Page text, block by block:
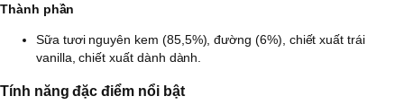
Thành phần
Sữa tươi nguyên kem (85,5%), đường (6%), chiết xuất trái
vanilla, chiết xuất dành dành.
Tính năng đặc điểm nổi bật